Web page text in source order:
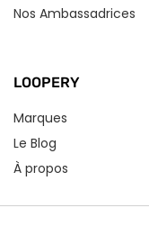
Nos Ambassadrices
LOOPERY
Marques
Le Blog
À propos